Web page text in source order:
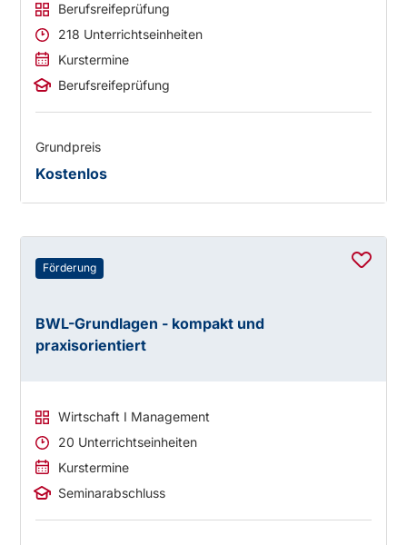
Berufsreifeprüfung
218 Unterrichtseinheiten
Kurstermine
Berufsreifeprüfung
Grundpreis
Kostenlos
Förderung
BWL-Grundlagen - kompakt und
praxisorientiert
Wirtschaft I Management
20 Unterrichtseinheiten
Kurstermine
Seminarabschluss